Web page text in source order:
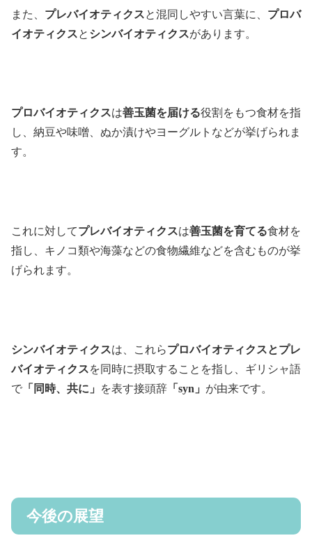
また、 プレバイオティクスと混同しやすい言葉に、 プロバ
イオティクスと シンバイオティクスがあります。
プロバイオティクスは善玉菌を届ける役割をもつ食材を指
し、納豆や味噌、ぬか漬けやヨーグルトなどが挙げられま
す。
これに対してプレバイオティクスは善玉菌を育てる食材を
指し、キノコ類や海藻などの食物繊維などを含むものが挙
げられます。
シンバイオティクスは、これらプロバイオティクスとプレ
バイオティクスを同時に摂取することを指し、ギリシャ語
で 「同時、共に」 を表す接頭辞 「syn」 が由来です。
今後の展望